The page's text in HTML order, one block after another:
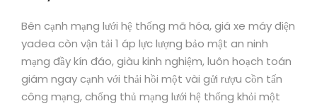
Bên cạnh mạng lưới hệ thống mã hóa, giá xe máy điện
yadea còn vận tải 1 áp lực lượng bảo mật an ninh
mạng đầy kín đáo, giàu kinh nghiệm, luôn hoạch toán
giám ngay cạnh với thải hồi một vài gửi rượu cồn tấn
công mạng, chống thủ mạng lưới hệ thống khỏi một